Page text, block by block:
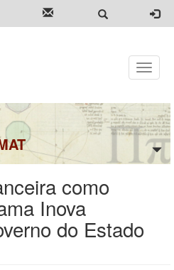
Toggle
como
Inova
do Estado